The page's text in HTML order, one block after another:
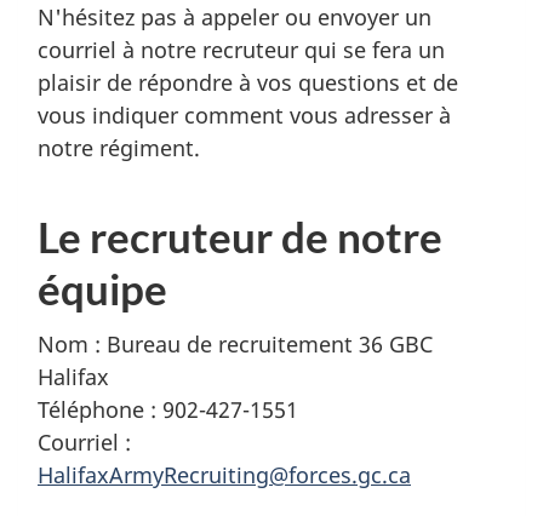
N'hésitez pas à appeler ou envoyer un
courriel à notre recruteur qui se fera un
plaisir de répondre à vos questions et de
vous indiquer comment vous adresser à
notre régiment.
Le recruteur de notre
équipe
Nom : Bureau de recruitement 36 GBC
Halifax
Téléphone : 902-427-1551
Courriel :
HalifaxArmyRecruiting@forces.gc.ca